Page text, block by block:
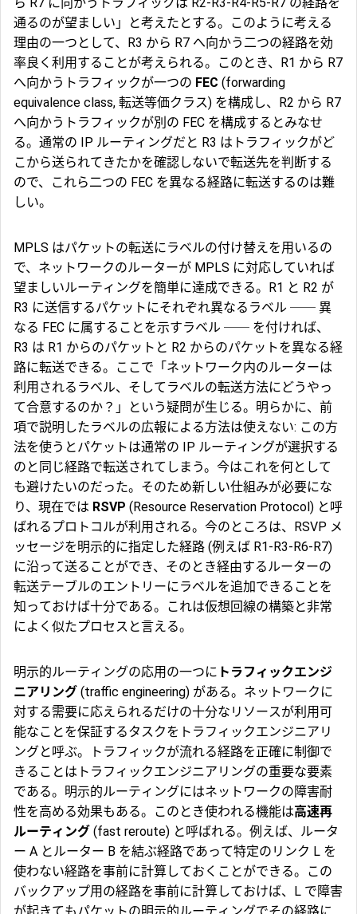
通るのが望ましい」と考えたとする。このように考える
理由の一つとして、R3 から R7 へ向かう二つの経路を効
率良く利用することが考えられる。このとき、R1 から R7
へ向かうトラフィックが一つの FEC (forwarding
equivalence class, 転送等価クラス) を構成し、R2 から R7
へ向かうトラフィックが別の FEC を構成するとみなせ
る。通常の IP ルーティングだと R3 はトラフィックがど
こから送られてきたかを確認しないで転送先を判断する
ので、これら二つの FEC を異なる経路に転送するのは難
しい。
MPLS はパケットの転送にラベルの付け替えを用いるの
で、ネットワークのルーターが MPLS に対応していれば
望ましいルーティングを簡単に達成できる。R1 と R2 が
R3 に送信するパケットにそれぞれ異なるラベル ── 異
なる FEC に属することを示すラベル ── を付ければ、
R3 は R1 からのパケットと R2 からのパケットを異なる経
路に転送できる。ここで「ネットワーク内のルーターは
利用されるラベル、そしてラベルの転送方法にどうやっ
て合意するのか？」という疑問が生じる。明らかに、前
項で説明したラベルの広報による方法は使えない: この方
法を使うとパケットは通常の IP ルーティングが選択する
のと同じ経路で転送されてしまう。今はこれを何として
も避けたいのだった。そのため新しい仕組みが必要にな
り、現在では RSVP (Resource Reservation Protocol) と呼
ばれるプロトコルが利用される。今のところは、RSVP メ
ッセージを明示的に指定した経路 (例えば R1-R3-R6-R7)
に沿って送ることができ、そのとき経由するルーターの
転送テーブルのエントリーにラベルを追加できることを
知っておけば十分である。これは仮想回線の構築と非常
によく似たプロセスと言える。
明示的ルーティングの応用の一つに トラフィックエンジ
ニアリング (traffic engineering) がある。ネットワークに
対する需要に応えられるだけの十分なリソースが利用可
能なことを保証するタスクをトラフィックエンジニアリ
ングと呼ぶ。トラフィックが流れる経路を正確に制御で
きることはトラフィックエンジニアリングの重要な要素
である。明示的ルーティングにはネットワークの障害耐
性を高める効果もある。このとき使われる機能は高速再
ルーティング (fast reroute) と呼ばれる。例えば、ルータ
ー A とルーター B を結ぶ経路であって特定のリンク L を
使わない経路を事前に計算しておくことができる。この
バックアップ用の経路を事前に計算しておけば、L で障害
が起きてもパケットの明示的ルーティングでその経路に